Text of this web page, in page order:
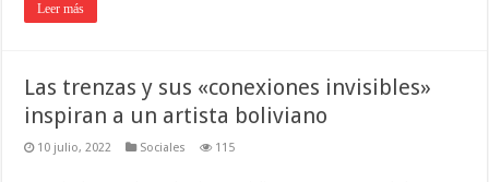
Leer más
Las trenzas y sus «conexiones invisibles»
inspiran a un artista boliviano
10 julio, 2022 Sociales 115